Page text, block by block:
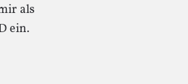
als
ein.